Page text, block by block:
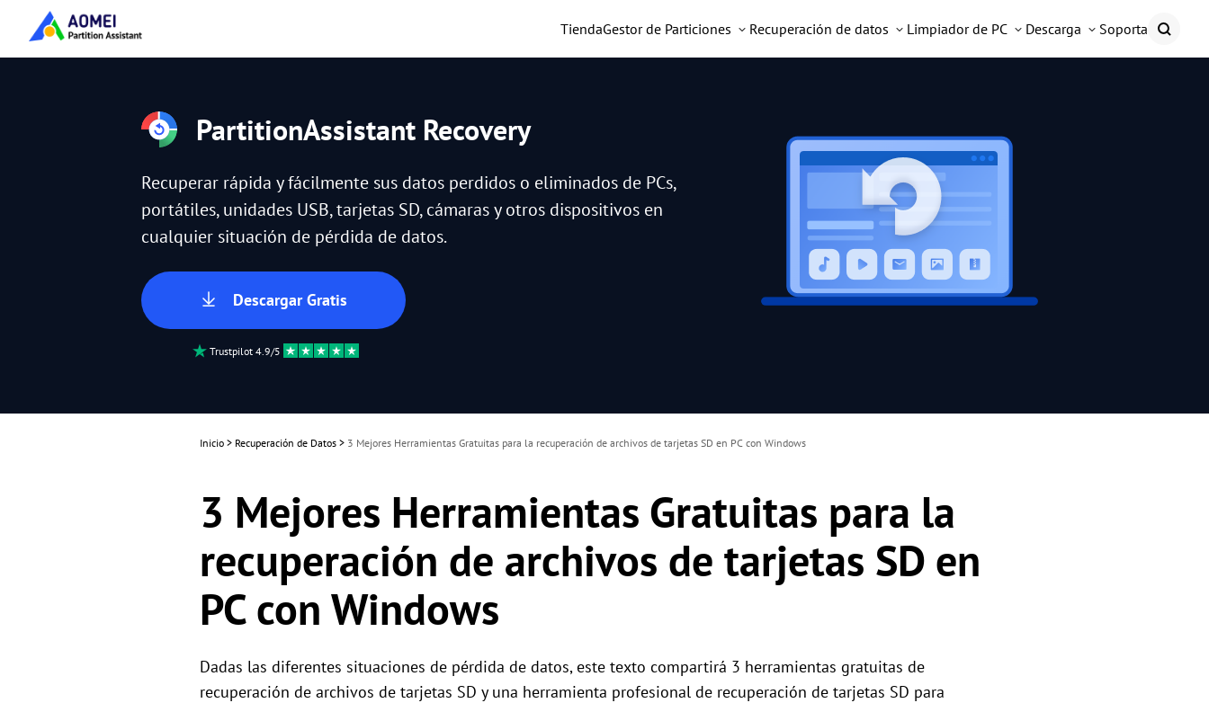
TiendaGestor de Particiones Recuperación de datos Limpiador de PC Descarga Soporta
PartitionAssistant Recovery
Recuperar rápida y fácilmente sus datos perdidos o eliminados de PCs,
portátiles, unidades USB, tarjetas SD, cámaras y otros dispositivos en
cualquier situación de pérdida de datos.
Descargar Gratis
Trustpilot 4.9/5
Inicio > Recuperación de Datos > 3 Mejores Herramientas Gratuitas para la recuperación de archivos de tarjetas SD en PC con Windows
3 Mejores Herramientas Gratuitas para la
recuperación de archivos de tarjetas SD en
PC con Windows
Dadas las diferentes situaciones de pérdida de datos, este texto compartirá 3 herramientas gratuitas de
recuperación de archivos de tarjetas SD y una herramienta profesional de recuperación de tarjetas SD para